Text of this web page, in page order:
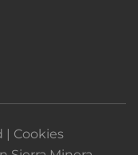
| Cookies